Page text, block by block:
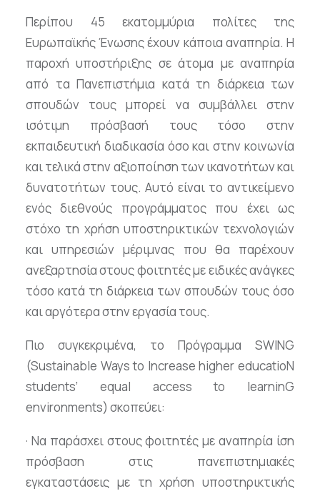
Περίπου 45 εκατομμύρια πολίτες της
Ευρωπαϊκής Ένωσης έχουν κάποια αναπηρία. Η
παροχή υποστήριξης σε άτομα με αναπηρία
από τα Πανεπιστήμια κατά τη διάρκεια των
σπουδών τους μπορεί να συμβάλλει στην
ισότιμη πρόσβασή τους τόσο στην
εκπαιδευτική διαδικασία όσο και στην κοινωνία
και τελικά στην αξιοποίηση των ικανοτήτων και
δυνατοτήτων τους. Αυτό είναι το αντικείμενο
ενός διεθνούς προγράμματος που έχει ως
στόχο τη χρήση υποστηρικτικών τεχνολογιών
και υπηρεσιών μέριμνας που θα παρέχουν
ανεξαρτησία στους φοιτητές με ειδικές ανάγκες
τόσο κατά τη διάρκεια των σπουδών τους όσο
και αργότερα στην εργασία τους.
Πιο συγκεκριμένα, το Πρόγραμμα SWING
(Sustainable Ways to Increase higher educatioN
students’ equal access to learninG
environments) σκοπεύει:
· Να παράσχει στους φοιτητές με αναπηρία ίση
πρόσβαση στις πανεπιστημιακές
εγκαταστάσεις με τη χρήση υποστηρικτικής